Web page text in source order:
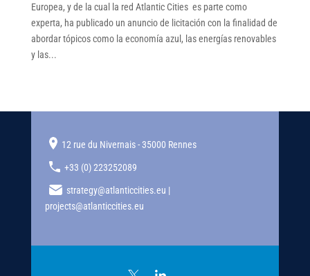
Europea, y de la cual la red Atlantic Cities es parte como
experta, ha publicado un anuncio de licitación con la finalidad de
abordar tópicos como la economía azul, las energías renovables
y las...
12 rue du Nivernais - 35000 Rennes
+33 (0) 223252089
strategy@atlanticcities.eu |
projects@atlanticcities.eu